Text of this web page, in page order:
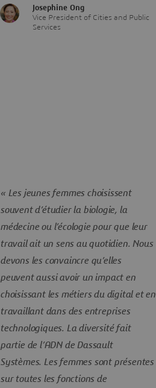
Josephine Ong
Vice President of Cities and Public
Services
« Les jeunes femmes choisissent
souvent d’étudier la biologie, la
médecine ou l’écologie pour que leur
travail ait un sens au quotidien. Nous
devons les convaincre qu’elles
peuvent aussi avoir un impact en
choisissant les métiers du digital et en
travaillant dans des entreprises
technologiques. La diversité fait
partie de l’ADN de Dassault
Systèmes. Les femmes sont présentes
sur toutes les fonctions de